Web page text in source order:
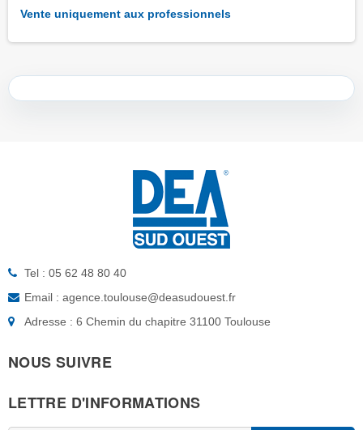
Vente uniquement aux professionnels
Tel : 05 62 48 80 40
Email : agence.toulouse@deasudouest.fr
Adresse : 6 Chemin du chapitre 31100 Toulouse
NOUS SUIVRE
LETTRE D'INFORMATIONS